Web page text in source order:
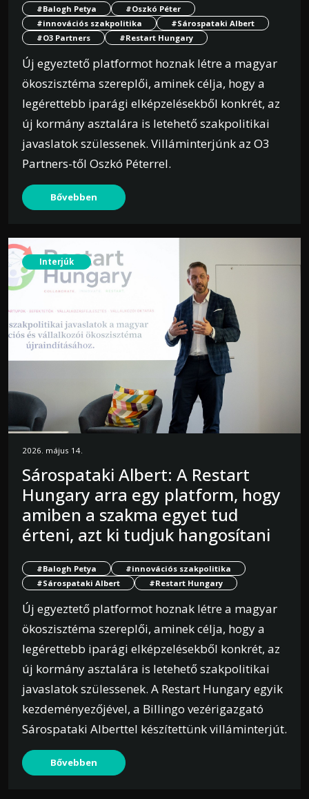
#Balogh Petya
#Oszkó Péter
#innovációs szakpolitika
#Sárospataki Albert
#O3 Partners
#Restart Hungary
Új egyeztető platformot hoznak létre a magyar
ökoszisztéma szereplői, aminek célja, hogy a
legérettebb iparági elképzelésekből konkrét, az
új kormány asztalára is letehető szakpolitikai
javaslatok szülessenek. Villáminterjúnk az O3
Partners-től Oszkó Péterrel.
Bővebben
Interjúk
2026. május 14.
Sárospataki Albert: A Restart
Hungary arra egy platform, hogy
amiben a szakma egyet tud
érteni, azt ki tudjuk hangosítani
#Balogh Petya
#innovációs szakpolitika
#Sárospataki Albert
#Restart Hungary
Új egyeztető platformot hoznak létre a magyar
ökoszisztéma szereplői, aminek célja, hogy a
legérettebb iparági elképzelésekből konkrét, az
új kormány asztalára is letehető szakpolitikai
javaslatok szülessenek. A Restart Hungary egyik
kezdeményezőjével, a Billingo vezérigazgató
Sárospataki Alberttel készítettünk villáminterjút.
Bővebben